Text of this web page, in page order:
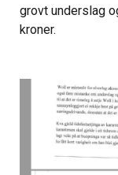
grovt underslag
kroner.